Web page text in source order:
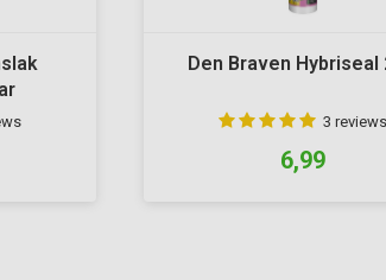
Den Braven Hybriseal
3 reviews
6,99